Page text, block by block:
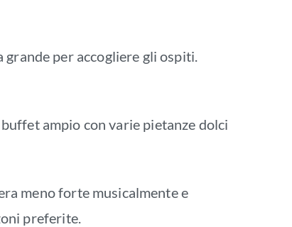
grande per accogliere gli ospiti.
ampio con varie pietanze dolci
meno forte musicalmente e
preferite.